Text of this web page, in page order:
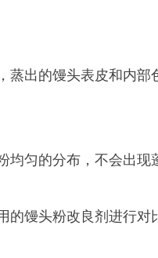
出的馒头表皮和内部
匀的分布，不会出现
馒头粉改良剂进行对